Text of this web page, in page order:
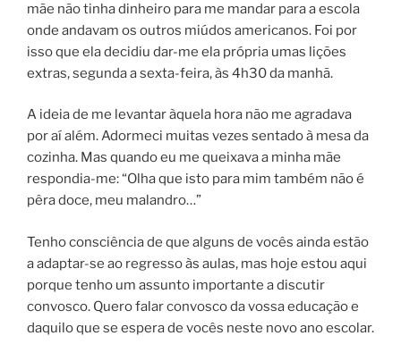
mãe não tinha dinheiro para me mandar para a escola
onde andavam os outros miúdos americanos. Foi por
isso que ela decidiu dar-me ela própria umas lições
extras, segunda a sexta-feira, às 4h30 da manhã.
A ideia de me levantar àquela hora não me agradava
por aí além. Adormeci muitas vezes sentado à mesa da
cozinha. Mas quando eu me queixava a minha mãe
respondia-me: “Olha que isto para mim também não é
pêra doce, meu malandro…”
Tenho consciência de que alguns de vocês ainda estão
a adaptar-se ao regresso às aulas, mas hoje estou aqui
porque tenho um assunto importante a discutir
convosco. Quero falar convosco da vossa educação e
daquilo que se espera de vocês neste novo ano escolar.